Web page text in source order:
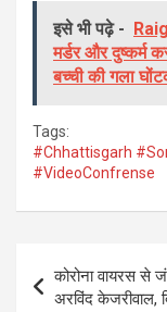
ce
b
k
tt
er
इसे भी पढ़े -
मर्डर और दुष्कर्म
बच्ची की गला
Tags:
#Chhattisgarh
#VideoConfrense
Post
navigation
कोरोना वायरस से
अरविंद केजरीवाल,